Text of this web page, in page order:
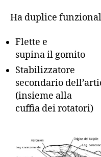
Ha duplice
Flette e
supina il gomito
Stabilizzatore
secondario
(insieme alla
cuffia dei rotatori)